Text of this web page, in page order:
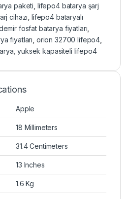
paketi lifepo4 batarya şarj
cihazı ,lifepo4 bataryalı
fosfat batarya fiyatları
fiyatları orion 32700 lifepo4
,yuksek kapasiteli lifepo4
Apple
18 Millimeters
31.4 Centimeters
13 Inches
1.6 Kg